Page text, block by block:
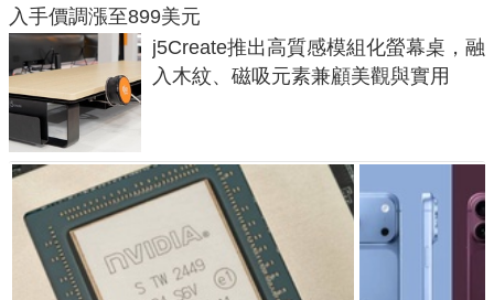
入手價調漲至899美元
j5Create推出高質感模組化螢幕桌，融
入木紋、磁吸元素兼顧美觀與實用